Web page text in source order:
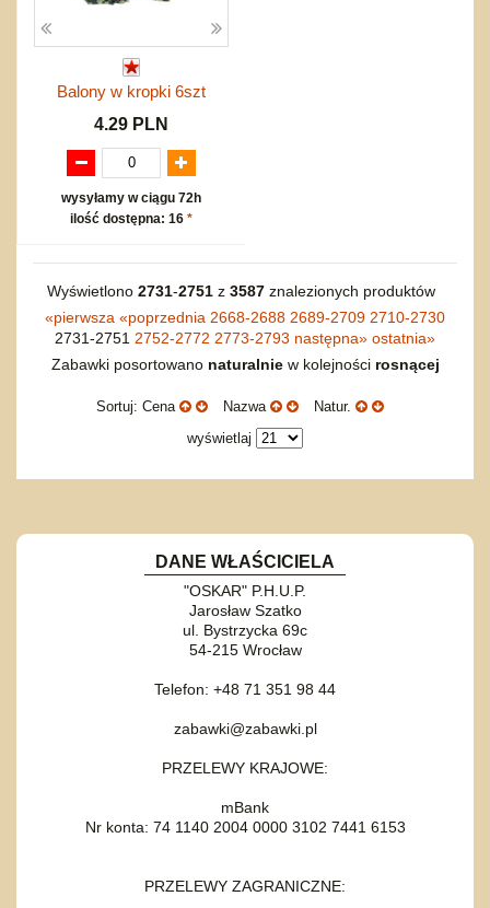
Balony w kropki 6szt
4.29 PLN
wysyłamy w ciągu 72h
ilość dostępna: 16 *
Wyświetlono 2731-2751z 3587znalezionych produktów
«pierwsza «poprzednia 2668-2688 2689-2709 2710-2730
2731-2751 2752-2772 2773-2793 następna» ostatnia»
Zabawki posortowano naturalniew kolejności rosnącej
Sortuj: Cena Nazwa
Natur.
wyświetlaj
DANE WŁAŚCICIELA
"OSKAR" P.H.U.P.
Jarosław Szatko
ul. Bystrzycka 69c
54-215 Wrocław
Telefon: +48 71 351 98 44
zabawki@zabawki.pl
PRZELEWY KRAJOWE:
mBank
Nr konta: 74 1140 2004 0000 3102 7441 6153
PRZELEWY ZAGRANICZNE: